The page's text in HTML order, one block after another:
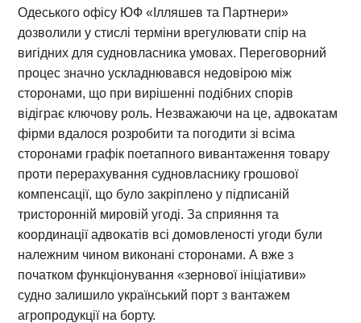
Одеського офісу ЮФ «Ілляшев та Партнери»
дозволили у стислі терміни врегулювати спір на
вигідних для судновласника умовах. Переговорний
процес значно ускладнювався недовірою між
сторонами, що при вирішенні подібних спорів
відіграє ключову роль. Незважаючи на це, адвокатам
фірми вдалося розробити та погодити зі всіма
сторонами графік поетапного вивантаження товару
проти перерахування судновласнику грошової
компенсації, що було закріплено у підписаній
тристоронній мировій угоді. За сприяння та
координації адвокатів всі домовленості угоди були
належним чином виконані сторонами. А вже з
початком функціонування «зернової ініціативи»
судно залишило український порт з вантажем
агропродукції на борту.